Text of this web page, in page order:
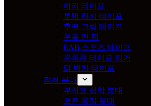
하키 테이프
투명 하키 테이프
후크 그립 테이프
운동 전 랩
EAB 스포츠 테이프
운동용 테이프 핑거
닭 박차 테이프
점착 붕대
부직포 점착 붕대
코튼 응집 붕대